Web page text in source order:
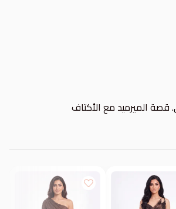
قصة الميرميد مع الأكتاف